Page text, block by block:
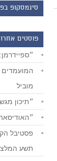
סינמסקופ
פוסטים
מוביל
״תיכון
תשע